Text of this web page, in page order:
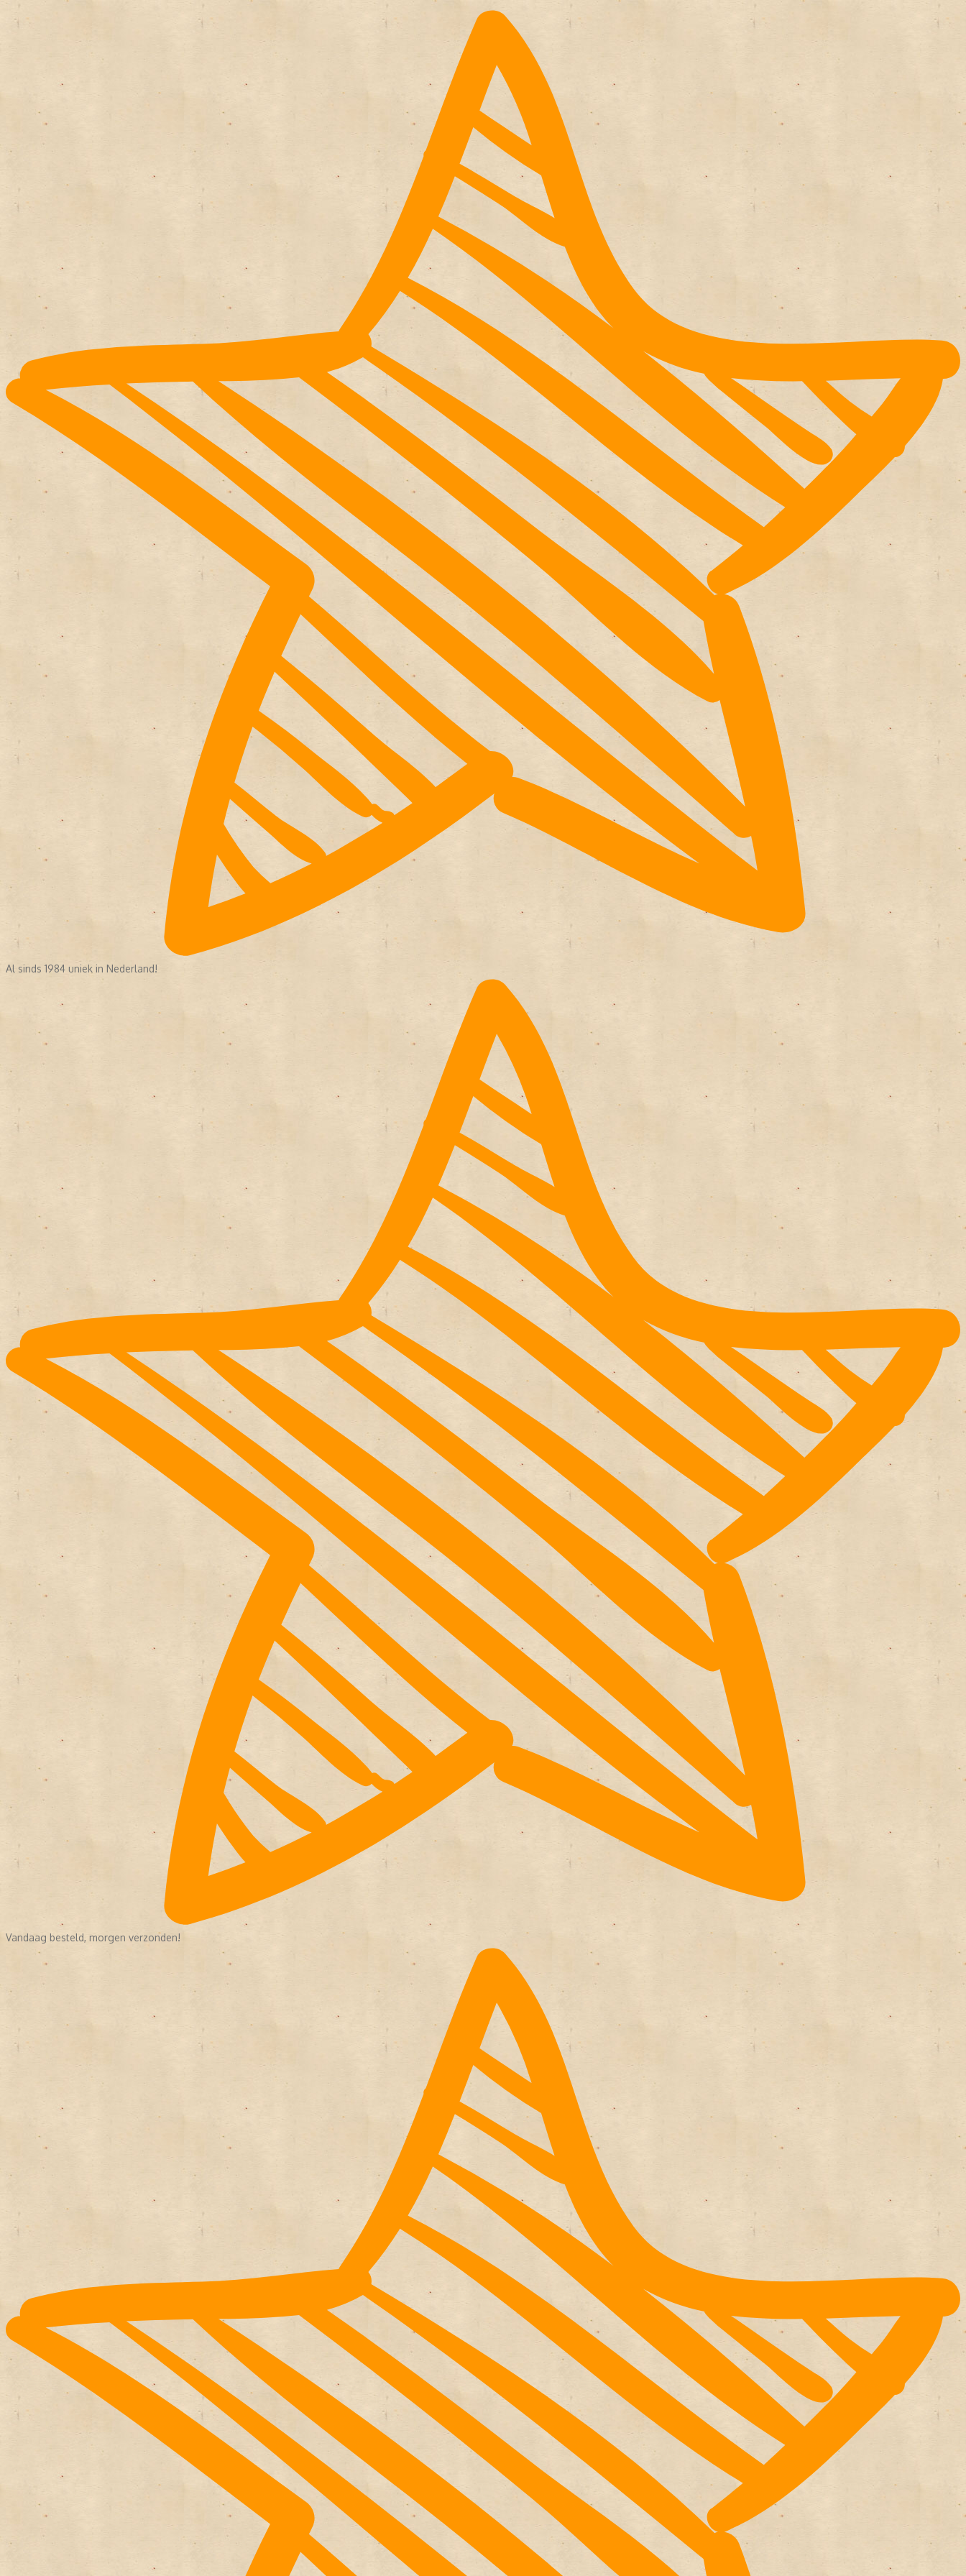
Al sinds 1984 uniek in Nederland!
Vandaag besteld, morgen verzonden!